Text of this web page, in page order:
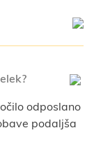
odposlano
podaljša